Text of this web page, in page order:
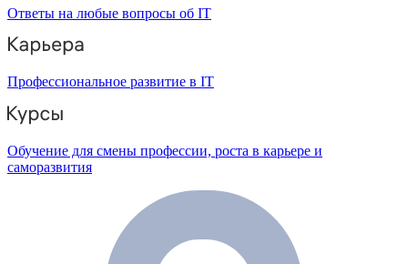
Ответы на любые вопросы об IT
Профессиональное развитие в IT
Обучение для смены профессии, роста в карьере и
саморазвития